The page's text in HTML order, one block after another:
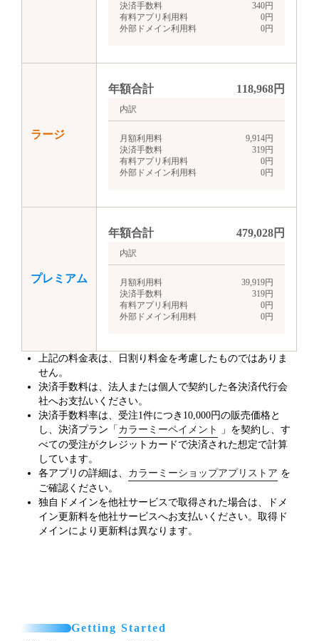
決済手数料
340円
有料アプリ利用料
0円
外部ドメイン利用料
0円
ラージ
年額合計 118,968円
内訳
月額利用料 9,914円
決済手数料
319円
有料アプリ利用料
0円
外部ドメイン利用料
0円
プレミアム
年額合計 479,028円
内訳
月額利用料 39,919円
決済手数料
319円
有料アプリ利用料
0円
外部ドメイン利用料
0円
上記の料金表は、日割り料金を考慮したものではありま
せん。
決済手数料は、法人または個人で契約した各決済代行会
社へお支払いください。
決済手数料率は、受注1件につき10,000円の販売価格と
し、決済プラン「 カラーミーペイメント
」を契約し、す
べての受注がクレジットカードで決済された想定で計算
しています。
各アプリの詳細は、 カラーミーショップアプリストア を
ご確認ください。
独自ドメインを他社サービスで取得された場合は、ドメ
イン更新料を他社サービスへお支払いください。取得ド
メインにより更新料は異なります。
Getting Started